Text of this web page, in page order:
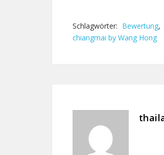
Schlagwörter: Bewertung,
chiangmai by Wang Hong